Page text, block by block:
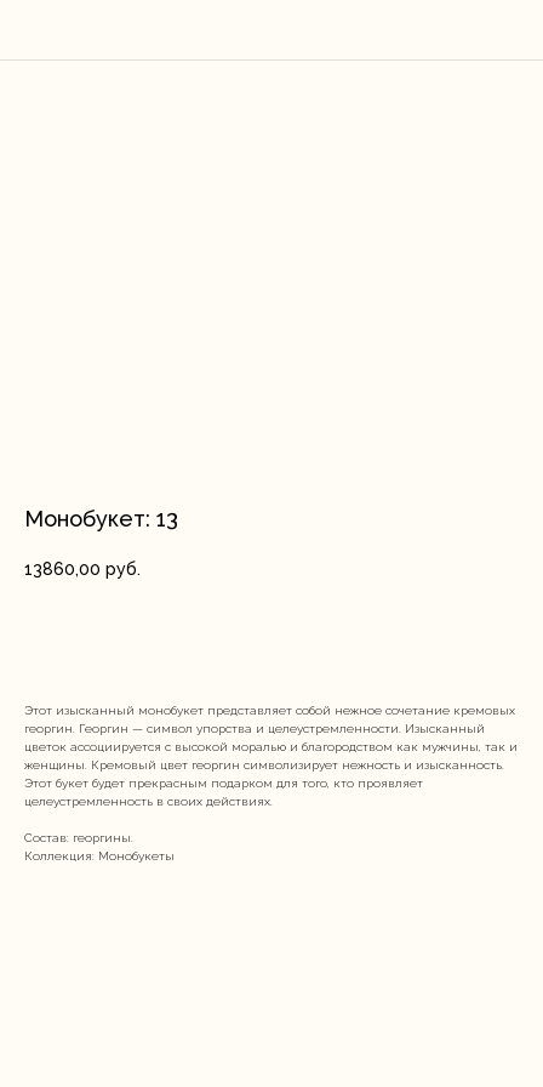
Монобукет: 13
13860,00 руб.
Этот изысканный монобукет представляет собой нежное сочетание кремовых
георгин. Георгин — символ упорства и целеустремленности. Изысканный
цветок ассоциируется с высокой моралью и благородством как мужчины, так и
женщины. Кремовый цвет георгин символизирует нежность и изысканность.
Этот букет будет прекрасным подарком для того, кто проявляет
целеустремленность в своих действиях.
Состав: георгины.
Коллекция: Монобукеты